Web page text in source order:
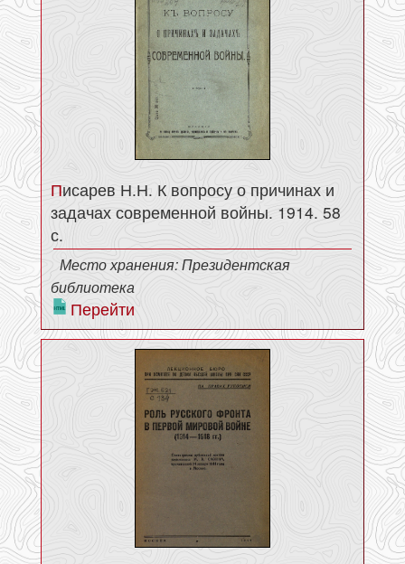
Писарев Н.Н. К вопросу о причинах и
задачах современной войны. 1914. 58
с.
Место хранения: Президентская
библиотека
Перейти